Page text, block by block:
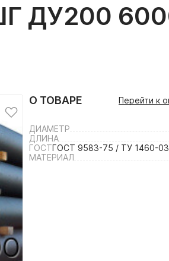
ДУ200
О ТОВАРЕ Перейти к
ДИАМЕТР
ДЛИНА
ГОСТГОСТ 9583-75 / ТУ 1460-
МАТЕРИАЛ